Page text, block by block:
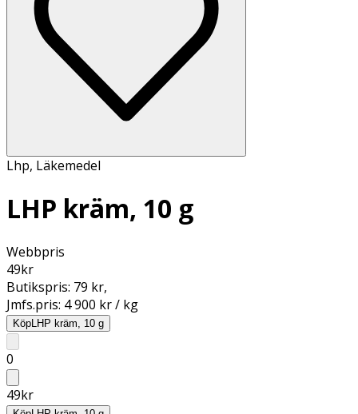
Lhp, Läkemedel
LHP kräm, 10 g
Webbpris
49kr
Butikspris: 79 kr,
Jmfs.pris: 4 900 kr / kg
KöpLHP kräm, 10 g
0
49kr